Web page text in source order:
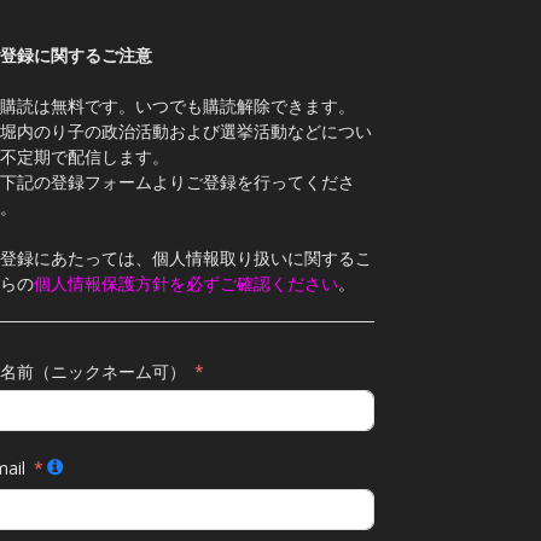
録に関するご注意
購読は無料です。いつでも購読解除できます。
堀内のり子の政治活動および選挙活動などについ
定期で配信します。
下記の登録フォームよりご登録を行ってくださ
録にあたっては、個人情報取り扱いに関するこ
の個人情報保護方針を必ずご確認ください。
前（ニックネーム可）